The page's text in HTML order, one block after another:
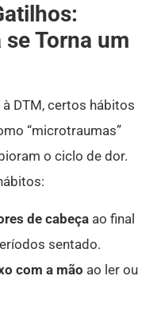
Torna um
DTM, certos hábitos
“microtraumas”
o ciclo de dor.
de cabeça ao final
sentado.
com a mão ao ler ou